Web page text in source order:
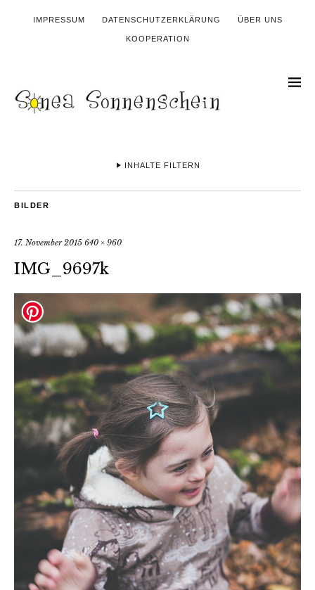
IMPRESSUM DATENSCHUTZERKLÄRUNG ÜBER UNS
KOOPERATION
INHALTE FILTERN
BILDER
17. November 2015 640 × 960
IMG_9697k